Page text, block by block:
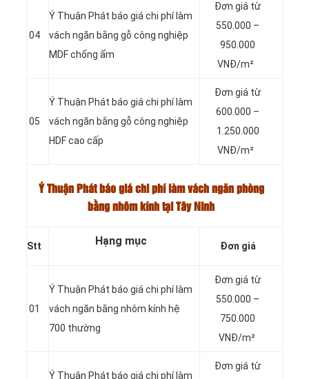
04
Ý Thuận Phát báo giá chi phí làm
vách ngăn bằng gỗ công nghiệp
MDF chống ẩm
Đơn giá từ
550.000 –
950.000
VNĐ/m²
05
Ý Thuận Phát báo giá chi phí làm
vách ngăn bằng gỗ công nghiệp
HDF cao cấp
Đơn giá từ
600.000 –
1.250.000
VNĐ/m²
Ý Thuận Phát báo giá chi phí làm vách ngăn phòng
bằng nhôm kính tại Tây Ninh
Stt Hạng mục Đơn giá
01
Ý Thuận Phát báo giá chi phí làm
vách ngăn bằng nhôm kính hệ
700 thường
Đơn giá từ
550.000 –
750.000
VNĐ/m²
Ý Thuận Phát báo giá chi phí làm
Đơn giá từ